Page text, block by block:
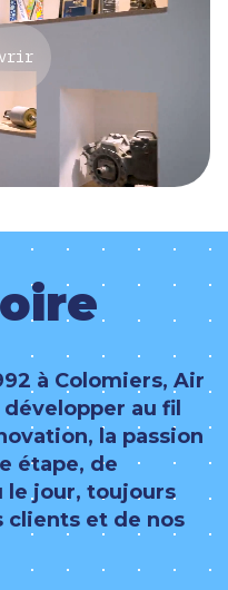
à Colomiers, Air
au fil
la passion
étape, de
le jour, toujours
clients et de nos